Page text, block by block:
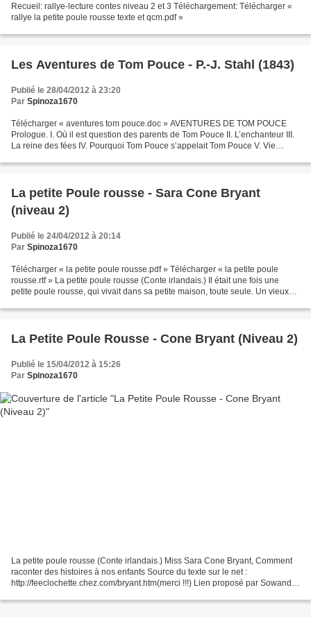
Recueil: rallye-lecture contes niveau 2 et 3 Téléchargement: Télécharger «
rallye la petite poule rousse texte et qcm.pdf »
Les Aventures de Tom Pouce - P.-J. Stahl (1843)
Publié le 28/04/2012 à 23:20
Par Spinoza1670
Télécharger « aventures tom pouce.doc » AVENTURES DE TOM POUCE
Prologue. I. Où il est question des parents de Tom Pouce II. L’enchanteur III.
La reine des fées IV. Pourquoi Tom Pouce s’appelait Tom Pouce V. Vie
La petite Poule rousse - Sara Cone Bryant
(niveau 2)
Publié le 24/04/2012 à 20:14
Par Spinoza1670
Télécharger « la petite poule rousse.pdf » Télécharger « la petite poule
rousse.rtf » La petite poule rousse (Conte irlandais.) Il était une fois une
petite poule rousse, qui vivait dans sa petite maison, toute seule. Un vieux
La Petite Poule Rousse - Cone Bryant (Niveau 2)
Publié le 15/04/2012 à 15:26
Par Spinoza1670
La petite poule rousse (Conte irlandais.) Miss Sara Cone Bryant, Comment
raconter des histoires à nos enfants Source du texte sur le net :
http://feeclochette.chez.com/bryant.htm(merci !!!) Lien proposé par Sowandi